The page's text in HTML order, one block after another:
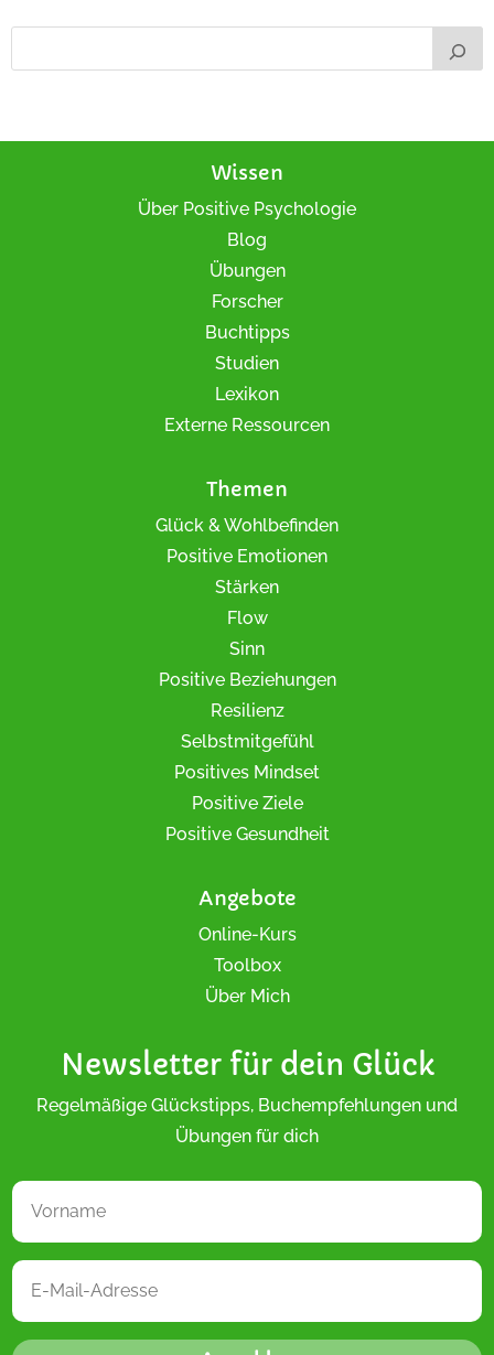
Wissen
Über Positive Psychologie
Blog
Übungen
Forscher
Buchtipps
Studien
Lexikon
Externe Ressourcen
Themen
Glück & Wohlbefinden
Positive Emotionen
Stärken
Flow
Sinn
Positive Beziehungen
Resilienz
Selbstmitgefühl
Positives Mindset
Positive Ziele
Positive Gesundheit
Angebote
Online-Kurs
Toolbox
Über Mich
Newsletter für dein Glück
Regelmäßige Glückstipps, Buchempfehlungen und
Übungen für dich